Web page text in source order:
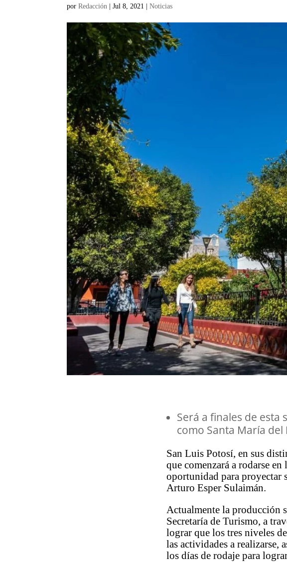
porRedacción |Jul 8, 2021 |Noticias
Será a finales de esta
como Santa María del
San Luis Potosí, en sus
que comenzará a rodarse
oportunidad para proyectar
Arturo Esper Sulaimán.
Actualmente la producción
Secretaría de Turismo, a
lograr que los tres niveles
las actividades a realizarse,
los días de rodaje para